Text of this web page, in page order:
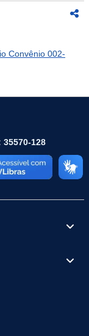
Convênio 002-
35570-128